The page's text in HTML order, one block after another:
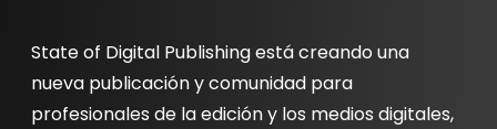
State of Digital Publishing está creando una
nueva publicación y comunidad para
profesionales de la edición y los medios digitales,